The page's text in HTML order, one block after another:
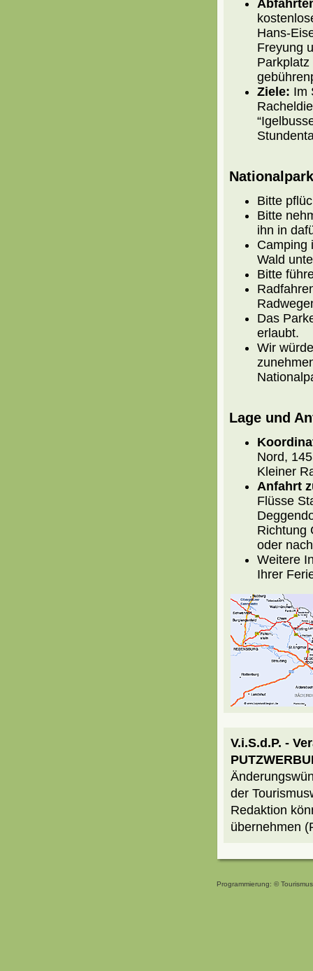
Hans-
Freyung
Ziele: Im
Bitte
Bitte
ihn in
Camping
Wald
Bitte
Das
erlaubt.
Wir
Lage und
Nord,
Kleiner
Anfahrt
Flüsse
Richtung
oder
Weitere
Ihrer
V.i.S.d.P. -
der
Redaktion
übernehmen
Programmierung: ©Tourismus